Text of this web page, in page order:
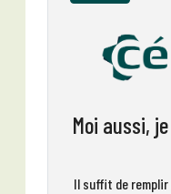
Moi aussi,
Il suffit de